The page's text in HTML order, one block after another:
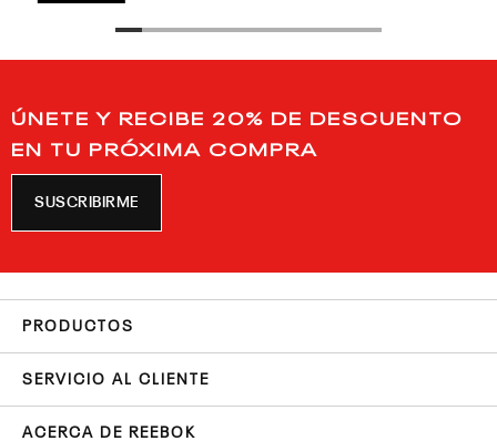
ÚNETE Y RECIBE 20% DE DESCUENTO
EN TU PRÓXIMA COMPRA
SUSCRIBIRME
PRODUCTOS
SERVICIO AL CLIENTE
ACERCA DE REEBOK